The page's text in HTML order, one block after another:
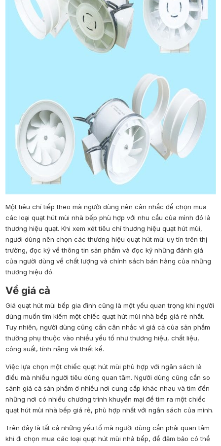
Một tiêu chí tiếp theo mà người dùng nên cân nhắc để chọn mua
các loại quạt hút mùi nhà bếp phù hợp với nhu cầu của mình đó là
thương hiệu quạt. Khi xem xét tiêu chí thương hiệu quạt hút mùi,
người dùng nên chọn các thương hiệu quạt hút mùi uy tín trên thị
trường, đọc kỹ về thông tin sản phẩm và đọc kỹ những đánh giá
của người dùng về chất lượng và chính sách bán hàng của những
thương hiệu đó.
Về giá cả
Giá quạt hút mùi bếp gia đình cũng là một yếu quan trọng khi người
dùng muốn tìm kiếm một chiếc quạt hút mùi nhà bếp giá rẻ nhất.
Tuy nhiên, người dùng cũng cần cân nhắc vì giá cả của sản phẩm
thường phụ thuộc vào nhiều yếu tố như thương hiệu, chất liệu,
công suất, tính năng và thiết kế.
Việc lựa chọn một chiếc quạt hút mùi phù hợp với ngân sách là
điều mà nhiều người tiêu dùng quan tâm. Người dùng cũng cần so
sánh giá cả sản phẩm ở nhiều nơi cung cấp khác nhau và tìm đến
những nơi có nhiều chương trình khuyến mại để tìm ra một chiếc
quạt hút mùi nhà bếp giá rẻ, phù hợp nhất với ngân sách của mình.
Trên đây là tất cả những yếu tố mà người dùng cần phải quan tâm
khi đi chọn mua các loại quạt hút mùi nhà bếp, để đảm bảo có thể